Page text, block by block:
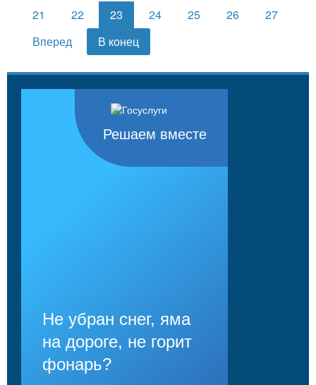
21
22 23 24 25 26
27
Вперед
В конец
Решаем вместе
Не убран снег, яма
на дороге, не горит
фонарь?